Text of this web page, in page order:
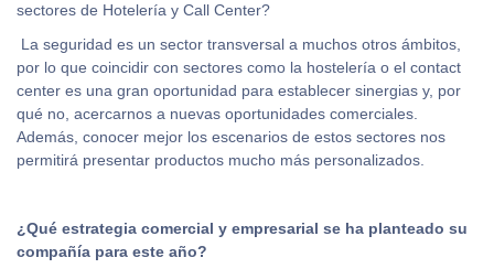
sectores de Hotelería y Call Center?
La seguridad es un sector transversal a muchos otros ámbitos,
por lo que coincidir con sectores como la hostelería o el contact
center es una gran oportunidad para establecer sinergias y, por
qué no, acercarnos a nuevas oportunidades comerciales.
Además, conocer mejor los escenarios de estos sectores nos
permitirá presentar productos mucho más personalizados.
¿Qué estrategia comercial y empresarial se ha planteado su
compañía para este año?